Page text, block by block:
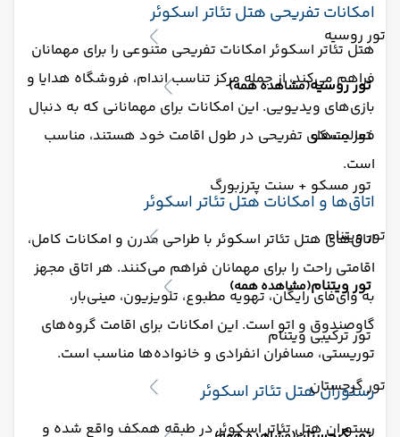
تور روسیه
تور روسیه(مشاهده همه)
تور مسکو
تور مسکو + سنت پترزبورگ
تور ویتنام
تور ویتنام(مشاهده همه)
تور ترکیبی ویتنام
تور گرجستان
امکانات تفریحی هتل تئاتر اسکوئر
هتل تئاتر اسکوئر امکانات تفریحی متنوعی را برای مهمانان
فراهم می‌کند، از جمله مرکز تناسب اندام، فروشگاه هدایا و
بازی‌های ویدیویی. این امکانات برای مهمانانی که به دنبال
فعالیت‌های تفریحی در طول اقامت خود هستند، مناسب
است. ​
اتاق‌ها و امکانات هتل تئاتر اسکوئر
اتاق‌های هتل تئاتر اسکوئر با طراحی مدرن و امکانات کامل،
اقامتی راحت را برای مهمانان فراهم می‌کنند. هر اتاق مجهز
به وای‌فای رایگان، تهویه مطبوع، تلویزیون، مینی‌بار،
گاوصندوق و اتو است. این امکانات برای اقامت گروه‌های
توریستی، مسافران انفرادی و خانواده‌ها مناسب است. ​
رستوران هتل تئاتر اسکوئر
رستوران هتل تئاتر اسکوئر در طبقه همکف واقع شده و